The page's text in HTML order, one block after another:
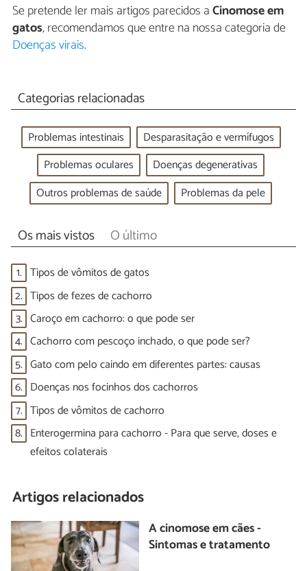
Se pretende ler mais artigos parecidos aCinomose em
gatos, recomendamos que entre na nossa categoria de
Doenças virais.
Categorias relacionadas
Problemas intestinais
Desparasitação e vermífugos
Problemas oculares
Doenças degenerativas
Outros problemas de saúde
Problemas da pele
Os mais vistos O último
1. Tipos de vômitos de gatos
2. Tipos de fezes de cachorro
3. Caroço em cachorro: o que pode ser
4. Cachorro com pescoço inchado, o que pode ser?
5. Gato com pelo caindo em diferentes partes: causas
6. Doenças nos focinhos dos cachorros
7. Tipos de vômitos de cachorro
8. Enterogermina para cachorro - Para que serve, doses e
efeitos colaterais
Artigos relacionados
A cinomose em cães -
Sintomas e tratamento